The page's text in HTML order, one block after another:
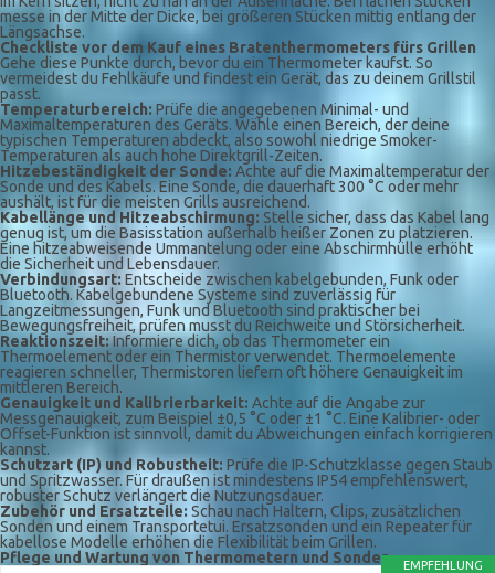
messe in der Mitte der Dicke, bei größeren Stücken mittig entlang der
Längsachse.
Checkliste vor dem Kauf eines Bratenthermometers fürs Grillen
Gehe diese Punkte durch, bevor du ein Thermometer kaufst. So
vermeidest du Fehlkäufe und findest ein Gerät, das zu deinem Grillstil
passt.
Temperaturbereich: Prüfe die angegebenen Minimal- und
Maximaltemperaturen des Geräts. Wähle einen Bereich, der deine
typischen Temperaturen abdeckt, also sowohl niedrige Smoker-
Temperaturen als auch hohe Direktgrill-Zeiten.
Hitzebeständigkeit der Sonde: Achte auf die Maximaltemperatur der
Sonde und des Kabels. Eine Sonde, die dauerhaft 300 °C oder mehr
aushält, ist für die meisten Grills ausreichend.
Kabellänge und Hitzeabschirmung: Stelle sicher, dass das Kabel lang
genug ist, um die Basisstation außerhalb heißer Zonen zu platzieren.
Eine hitzeabweisende Ummantelung oder eine Abschirmhülle erhöht
die Sicherheit und Lebensdauer.
Verbindungsart: Entscheide zwischen kabelgebunden, Funk oder
Bluetooth. Kabelgebundene Systeme sind zuverlässig für
Langzeitmessungen, Funk und Bluetooth sind praktischer bei
Bewegungsfreiheit, prüfen musst du Reichweite und Störsicherheit.
Reaktionszeit:Informiere dich, ob das Thermometer ein
Thermoelement oder ein Thermistor verwendet. Thermoelemente
reagieren schneller, Thermistoren liefern oft höhere Genauigkeit im
mittleren Bereich.
Genauigkeit und Kalibrierbarkeit: Achte auf die Angabe zur
Messgenauigkeit, zum Beispiel ±0,5 °C oder ±1 °C. Eine Kalibrier- oder
Offset-Funktion ist sinnvoll, damit du Abweichungen einfach korrigieren
kannst.
Schutzart (IP) und Robustheit: Prüfe die IP-Schutzklasse gegen Staub
und Spritzwasser. Für draußen ist mindestens IP54 empfehlenswert,
robuster Schutz verlängert die Nutzungsdauer.
Zubehör und Ersatzteile: Schau nach Haltern, Clips, zusätzlichen
Sonden und einem Transportetui. Ersatzsonden und ein Repeater für
kabellose Modelle erhöhen die Flexibilität beim Grillen.
Pflege und Wartung von Thermometern und Sonden
EMPFEHLUNG